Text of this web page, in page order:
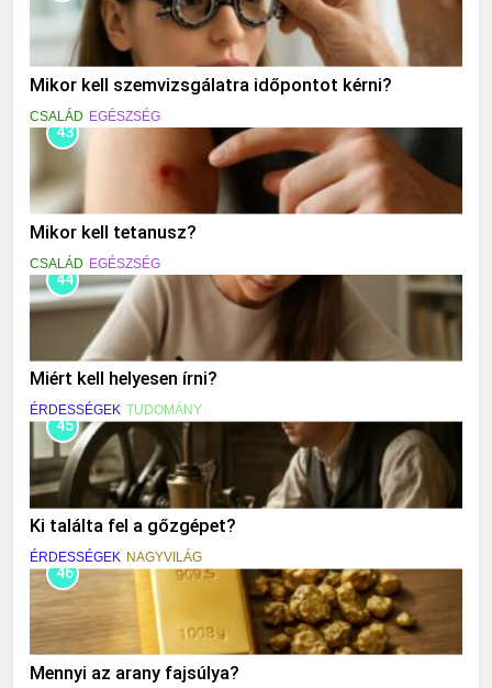
Mikor kell szemvizsgálatra időpontot kérni?
CSALÁD EGÉSZSÉG
43
Mikor kell tetanusz?
CSALÁD EGÉSZSÉG
44
Miért kell helyesen írni?
ÉRDESSÉGEK TUDOMÁNY
45
Ki találta fel a gőzgépet?
ÉRDESSÉGEK NAGYVILÁG
46
Mennyi az arany fajsúlya?